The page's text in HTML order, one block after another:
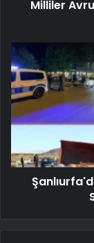
Milliler